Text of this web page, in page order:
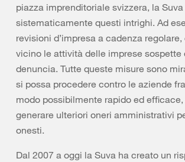
piazza imprenditoriale svizzera, la
sistematicamente questi intrighi. Ad
revisioni d’impresa a cadenza
vicino le attività delle imprese sospette
denuncia. Tutte queste misure sono
si possa procedere contro le aziende
modo possibilmente rapido ed
generare ulteriori oneri amministrativi
onesti.
Dal 2007 a oggi la Suva ha creato un